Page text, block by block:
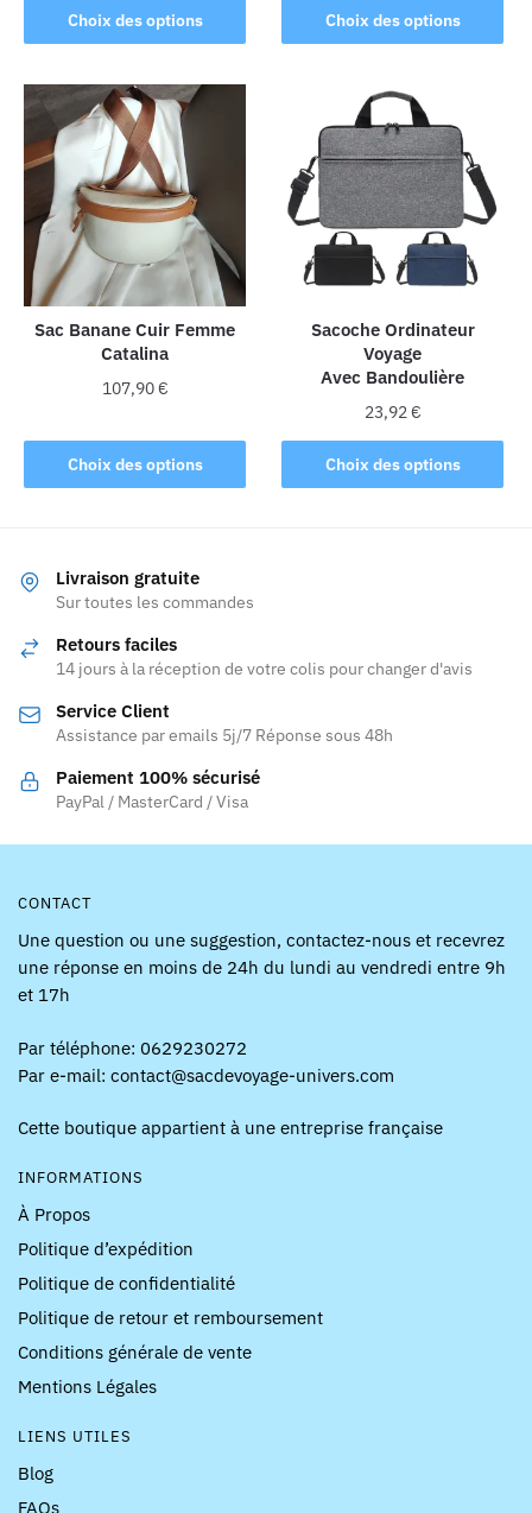
Choix des options
produit
a
variations.
Les
options
peuvent
être
choisies
sur
la
page
du
produit
Choix des options
Ce
produit
plusieurs
variations.
Les
options
peuvent
être
choisies
la
page
du
produit
Sac Banane Cuir Femme
Catalina
107,90€
Choix des options
produit
a
Les
options
être
sur
la
page
du
Sacoche Ordinateur
Voyage
Avec Bandoulière
23,92€
Choix des options
produit
être
sur
Livraison gratuite
Sur toutes les commandes
Retours faciles
14 jours à la réception de votre colis pour changer d'avis
Service Client
Assistance par emails 5j/7 Réponse sous 48h
Paiement 100% sécurisé
PayPal / MasterCard / Visa
CONTACT
Une question ou une suggestion, contactez-nous et recevrez
une réponse en moins de 24h du lundi au vendredi entre 9h
et 17h
Par téléphone: 0629230272
Par e-mail: contact@sacdevoyage-univers.com
Cette boutique appartient à une entreprise française
INFORMATIONS
À Propos
Politique d’expédition
Politique de confidentialité
Politique de retour et remboursement
Conditions générale de vente
Mentions Légales
LIENS UTILES
Blog
FAQs